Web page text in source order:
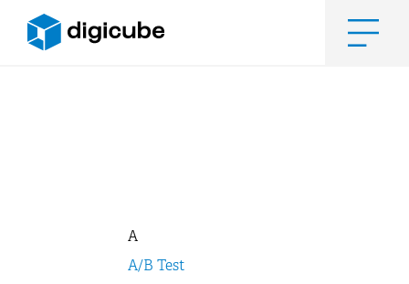
Inhalt
A
A/B Test